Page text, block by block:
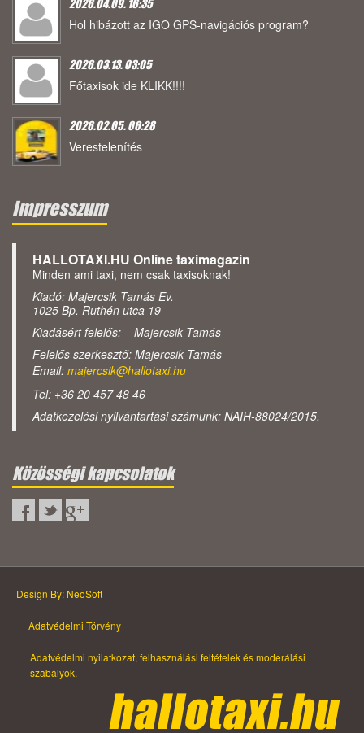
2026.04.09. 16:35
Hol hibázott az IGO GPS-navigációs program?
2026.03.13. 03:05
Főtaxisok ide KLIKK!!!!
2026.02.05. 06:28
Verestelenítés
Impresszum
HALLOTAXI.HU Online taximagazin
Minden ami taxi, nem csak taxisoknak!
Kiadó: Majercsik Tamás Ev.
1025 Bp. Ruthén utca 19
Kiadásért felelős: Majercsik Tamás
Felelős szerkesztő: Majercsik Tamás
Email: majercsik@hallotaxi.hu
Tel: +36 20 457 48 46
Adatkezelési nyilvántartási számunk: NAIH-88024/2015.
Közösségi kapcsolatok
Design By: NeoSoft
Adatvédelmi Törvény
Adatvédelmi nyilatkozat, felhasználási feltételek és moderálási
szabályok.